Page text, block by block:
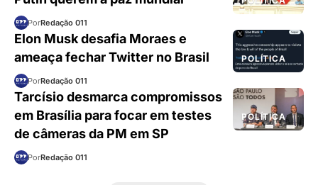
PorRedação 011
POLÍTICA
Elon Musk desafia Moraes e
ameaça fechar Twitter no Brasil
PorRedação 011
POLÍTICA
Tarcísio desmarca compromissos
em Brasília para focar em testes
de câmeras da PM em SP
PorRedação 011